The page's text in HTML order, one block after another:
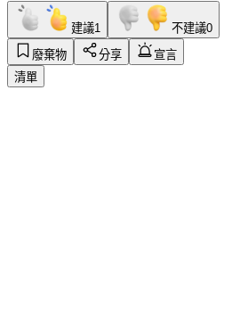
建議1 不建議0
廢棄物
分享
宣言
清單